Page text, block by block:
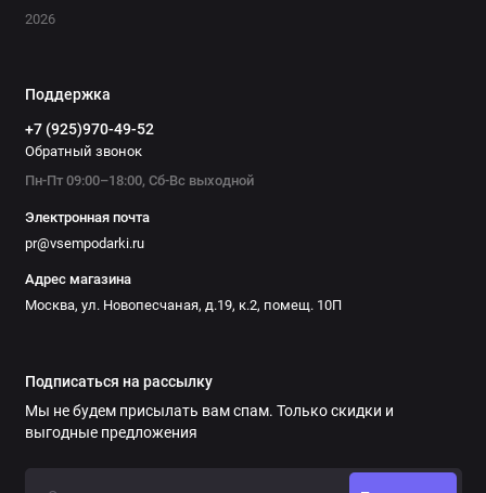
2026
Поддержка
+7 (925)970-49-52
Обратный звонок
Пн-Пт 09:00–18:00, Сб-Вс выходной
Электронная почта
pr@vsempodarki.ru
Адрес магазина
Москва, ул. Новопесчаная, д.19, к.2, помещ. 10П
Подписаться на рассылку
Мы не будем присылать вам спам. Только скидки и
выгодные предложения